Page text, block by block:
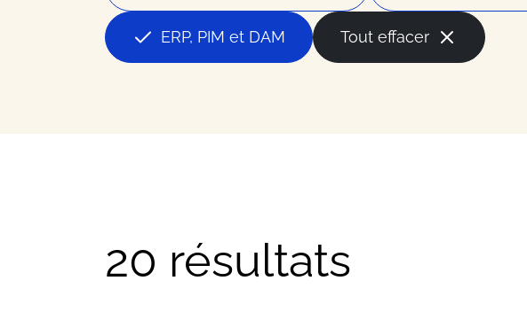
Ressources
Les bons plans et actualités du secteur
ERP, PIM et DAM Tout effacer
20 résultats